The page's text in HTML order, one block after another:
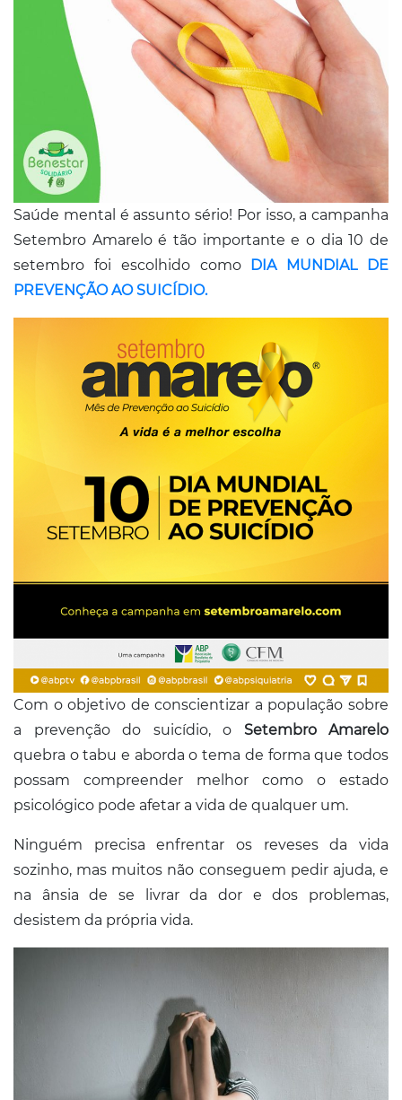
Saúde mental é assunto sério! Por isso, a campanha
Setembro Amarelo é tão importante e o dia 10 de
setembro foi escolhido como DIA MUNDIAL DE
PREVENÇÃO AO SUICÍDIO.
Com o objetivo de conscientizar a população sobre
a prevenção do suicídio, o Setembro Amarelo
quebra o tabu e aborda o tema de forma que todos
possam compreender melhor como o estado
psicológico pode afetar a vida de qualquer um.
Ninguém precisa enfrentar os reveses da vida
sozinho, mas muitos não conseguem pedir ajuda, e
na ânsia de se livrar da dor e dos problemas,
desistem da própria vida.